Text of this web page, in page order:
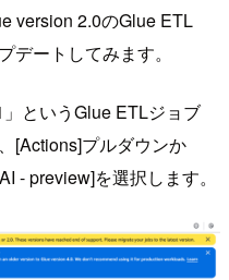
version 2.0のGlue ETL
デートしてみます。
というGlue ETLジョブ
[Actions]プルダウンか
- preview]を選択します。